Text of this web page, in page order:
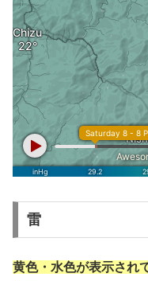
雷
黄色・水色が表示され